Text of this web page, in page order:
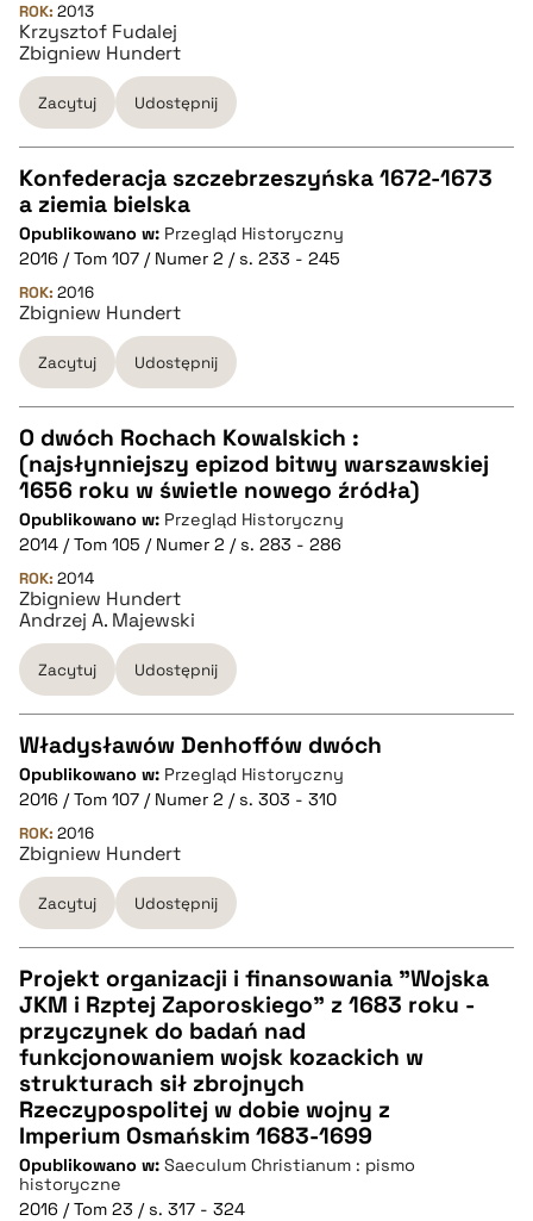
BIBTEX
pobierz cytat
ROK: 2013
Krzysztof Fudalej
Zbigniew Hundert
Zacytuj Udostępnij
CZYSTY TEKST
pobierz cytat
BIBTEX
pobierz cytat
Konfederacja szczebrzeszyńska 1672-1673
a ziemia bielska
Opublikowano w: Przegląd Historyczny
2016 / Tom 107 / Numer 2 / s. 233 - 245
ROK: 2016
Zbigniew Hundert
Zacytuj Udostępnij
CZYSTY TEKST
pobierz cytat
BIBTEX
pobierz cytat
O dwóch Rochach Kowalskich :
(najsłynniejszy epizod bitwy warszawskiej
1656 roku w świetle nowego źródła)
Opublikowano w: Przegląd Historyczny
2014 / Tom 105 / Numer 2 / s. 283 - 286
ROK: 2014
Zbigniew Hundert
Andrzej A. Majewski
Zacytuj Udostępnij
CZYSTY TEKST
pobierz cytat
BIBTEX
pobierz cytat
Władysławów Denhoffów dwóch
Opublikowano w: Przegląd Historyczny
2016 / Tom 107 / Numer 2 / s. 303 - 310
ROK: 2016
Zbigniew Hundert
Zacytuj Udostępnij
CZYSTY TEKST
pobierz cytat
BIBTEX
Projekt organizacji i finansowania "Wojska
JKM i Rzptej Zaporoskiego" z 1683 roku -
przyczynek do badań nad
funkcjonowaniem wojsk kozackich w
strukturach sił zbrojnych
Rzeczypospolitej w dobie wojny z
Imperium Osmańskim 1683-1699
Opublikowano w: Saeculum Christianum : pismo
historyczne
2016 / Tom 23 / s. 317 - 324